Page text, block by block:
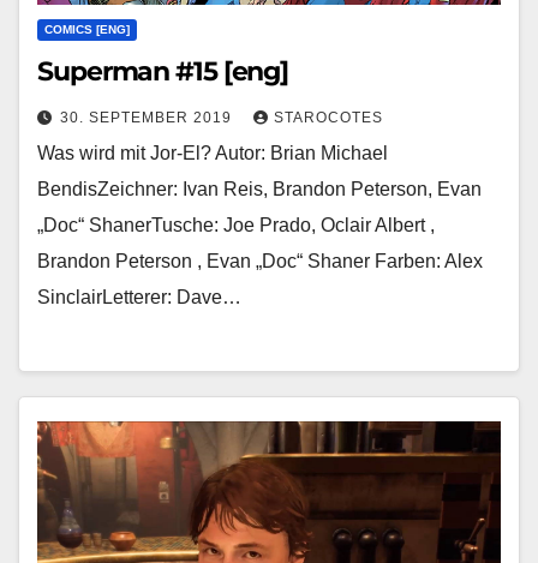
COMICS [ENG]
Superman #15 [eng]
30. SEPTEMBER 2019 STAROCOTES
Was wird mit Jor-El? Autor: Brian Michael
BendisZeichner: Ivan Reis, Brandon Peterson, Evan
„Doc“ ShanerTusche: Joe Prado, Oclair Albert ,
Brandon Peterson , Evan „Doc“ Shaner Farben: Alex
SinclairLetterer: Dave…